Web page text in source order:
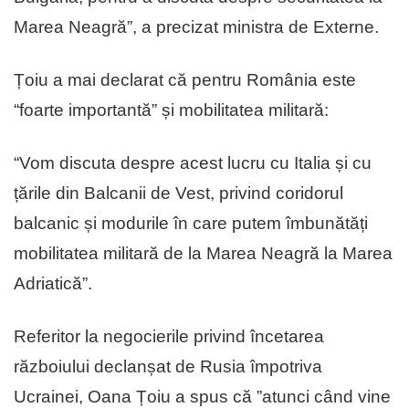
Marea Neagră”, a precizat ministra de Externe.
Țoiu a mai declarat că pentru România este
“foarte importantă” și mobilitatea militară:
“Vom discuta despre acest lucru cu Italia și cu
țările din Balcanii de Vest, privind coridorul
balcanic și modurile în care putem îmbunătăți
mobilitatea militară de la Marea Neagră la Marea
Adriatică”.
Referitor la negocierile privind încetarea
războiului declanșat de Rusia împotriva
Ucrainei, Oana Țoiu a spus că ”atunci când vine